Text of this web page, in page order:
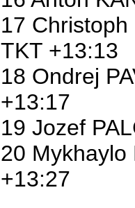
17
TKT +13:13
18 Ondrej
+13:17
19 Jozef
20 Mykhaylo
+13:27